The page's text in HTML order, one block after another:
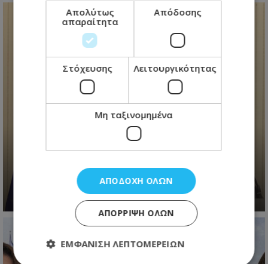
Ανασχηματισμός με πολιτικά
μηνύματα: Ο Πρόεδρος
Χριστοδουλίδης έθεσε τον πήχη
ψηλά για τη νέα κυβέρνηση
06.08.2026 - 09:41
Απολύτως
απαραίτητα
Απόδοσης
Στόχευσης Λειτουργικότητας
Μη ταξινομημένα
ΑΠΟΔΟΧΉ ΌΛΩΝ
ΑΠΌΡΡΙΨΗ ΌΛΩΝ
ΕΜΦΆΝΙΣΗ ΛΕΠΤΟΜΕΡΕΙΏΝ